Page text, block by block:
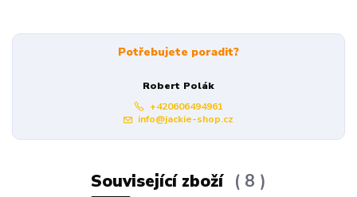
Potřebujete poradit?
Robert Polák
+420606494961
info@jackie-shop.cz
Související zboží 8